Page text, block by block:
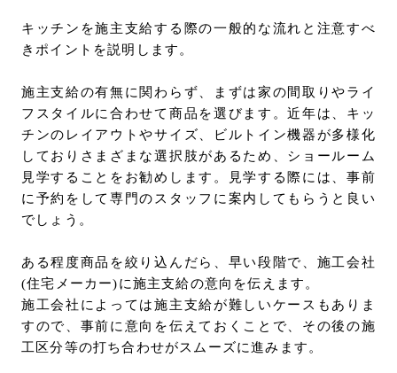
キッチンを施主支給する際の一般的な流れと注意すべ
きポイントを説明します。
施主支給の有無に関わらず、まずは家の間取りやライ
フスタイルに合わせて商品を選びます。近年は、キッ
チンのレイアウトやサイズ、ビルトイン機器が多様化
しておりさまざまな選択肢があるため、ショールーム
見学することをお勧めします。見学する際には、事前
に予約をして専門のスタッフに案内してもらうと良い
でしょう。
ある程度商品を絞り込んだら、早い段階で、施工会社
(住宅メーカー)に施主支給の意向を伝えます。
施工会社によっては施主支給が難しいケースもありま
すので、事前に意向を伝えておくことで、その後の施
工区分等の打ち合わせがスムーズに進みます。